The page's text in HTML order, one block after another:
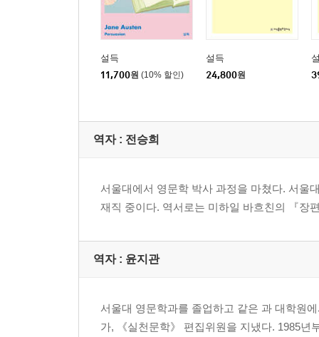
설득
11,700원 (10% 할인)
설득
24,800원
역자 : 전승희
서울대에서 영문학 박사 과정을 마쳤다. 서울
재직 중이다. 역서로는 미하일 바흐친의 『장
역자 : 윤지관
서울대 영문학과를 졸업하고 같은 과 대학원
가, 《실천문학》 편집위원을 지냈다. 1985